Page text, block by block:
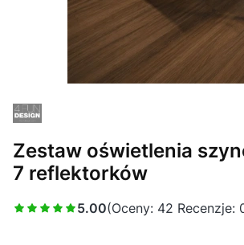
Zestaw oświetlenia
7 reflektorków
5.00(Oceny: 42 Recenzje: